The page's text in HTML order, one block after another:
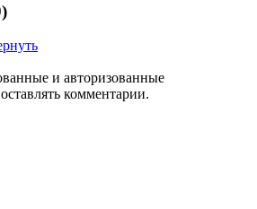
)
и авторизованные
комментарии.